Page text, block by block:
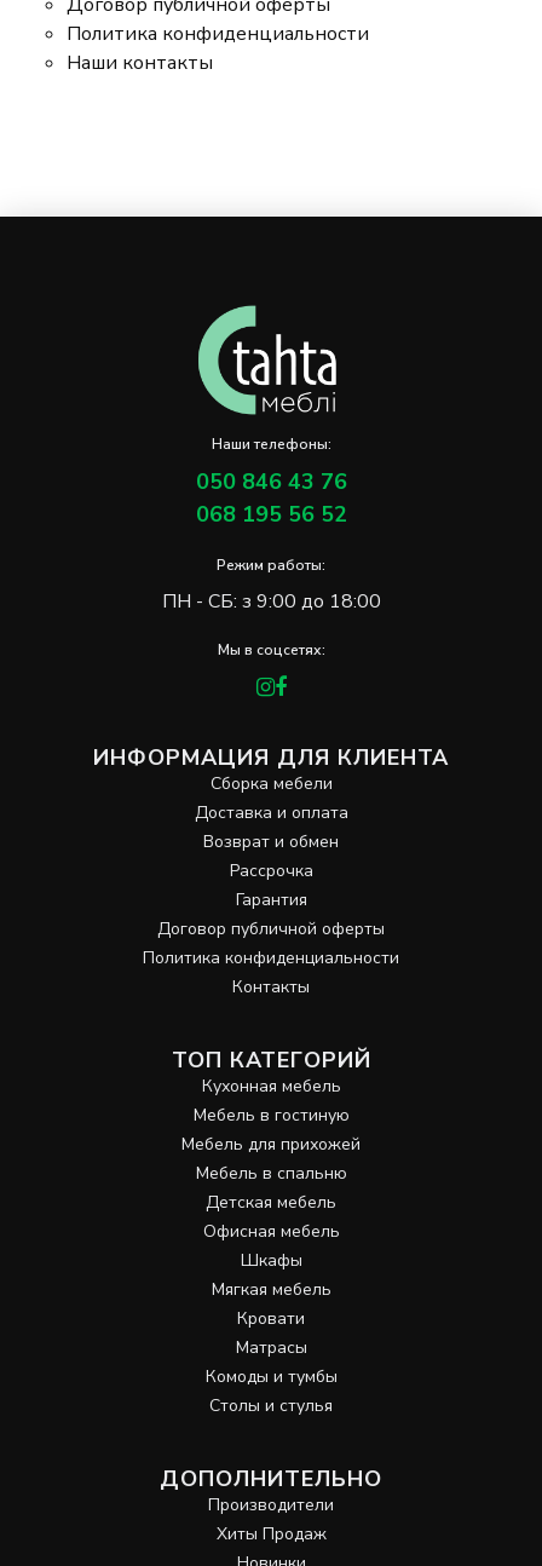
Политика конфиденциальности
Наши контакты
Наши телефоны:
050 846 43 76
068 195 56 52
Режим работы:
ПН - СБ: з 9:00 до 18:00
Мы в соцсетях:
ИНФОРМАЦИЯ ДЛЯ КЛИЕНТА
Сборка мебели
Доставка и оплата
Возврат и обмен
Рассрочка
Гарантия
Договор публичной оферты
Политика конфиденциальности
Контакты
ТОП КАТЕГОРИЙ
Кухонная мебель
Мебель в гостиную
Мебель для прихожей
Мебель в спальню
Детская мебель
Офисная мебель
Шкафы
Мягкая мебель
Кровати
Матрасы
Комоды и тумбы
Столы и стулья
ДОПОЛНИТЕЛЬНО
Производители
Хиты Продаж